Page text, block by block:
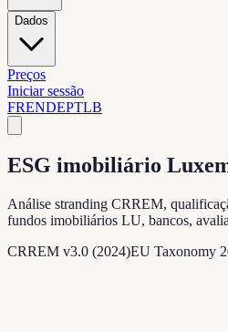
Dados
Preços
Iniciar sessão
FRENDEPTLB
ESG imobiliário
Análise stranding CRREM,
fundos imobiliários LU, bancos,
CRREM v3.0 (2024)EU Taxonomy